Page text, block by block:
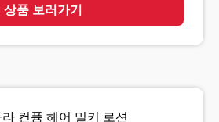
상품 보러가기